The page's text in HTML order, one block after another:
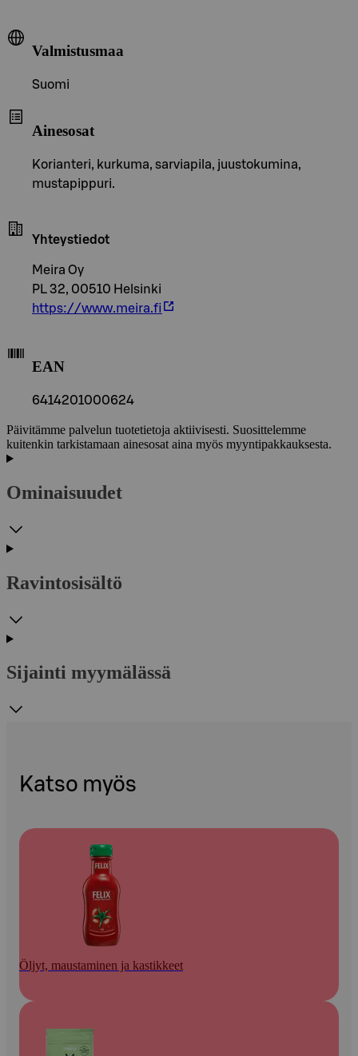
Valmistusmaa
Suomi
Ainesosat
Korianteri, kurkuma, sarviapila, juustokumina,
mustapippuri.
Yhteystiedot
Meira Oy
PL 32, 00510 Helsinki
https://www.meira.fi
EAN
6414201000624
Päivitämme palvelun tuotetietoja aktiivisesti. Suosittelemme
kuitenkin tarkistamaan ainesosat aina myös myyntipakkauksesta.
Ominaisuudet
Ravintosisältö
Sijainti myymälässä
Katso myös
Öljyt, maustaminen ja kastikkeet